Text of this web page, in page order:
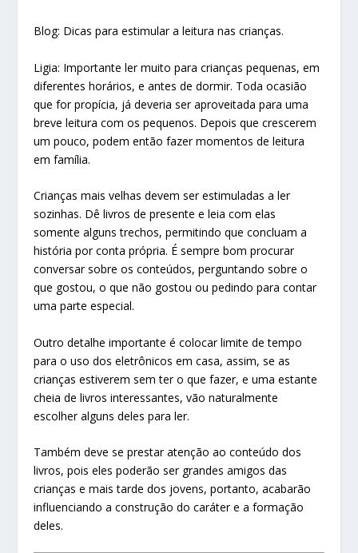
Blog: Dicas para estimular a leitura nas crianças.
Ligia: Importante ler muito para crianças pequenas, em
diferentes horários, e antes de dormir. Toda ocasião
que for propícia, já deveria ser aproveitada para uma
breve leitura com os pequenos. Depois que crescerem
um pouco, podem então fazer momentos de leitura
em família.
Crianças mais velhas devem ser estimuladas a ler
sozinhas. Dê livros de presente e leia com elas
somente alguns trechos, permitindo que concluam a
história por conta própria. É sempre bom procurar
conversar sobre os conteúdos, perguntando sobre o
que gostou, o que não gostou ou pedindo para contar
uma parte especial.
Outro detalhe importante é colocar limite de tempo
para o uso dos eletrônicos em casa, assim, se as
crianças estiverem sem ter o que fazer, e uma estante
cheia de livros interessantes, vão naturalmente
escolher alguns deles para ler.
Também deve se prestar atenção ao conteúdo dos
livros, pois eles poderão ser grandes amigos das
crianças e mais tarde dos jovens, portanto, acabarão
influenciando a construção do caráter e a formação
deles.